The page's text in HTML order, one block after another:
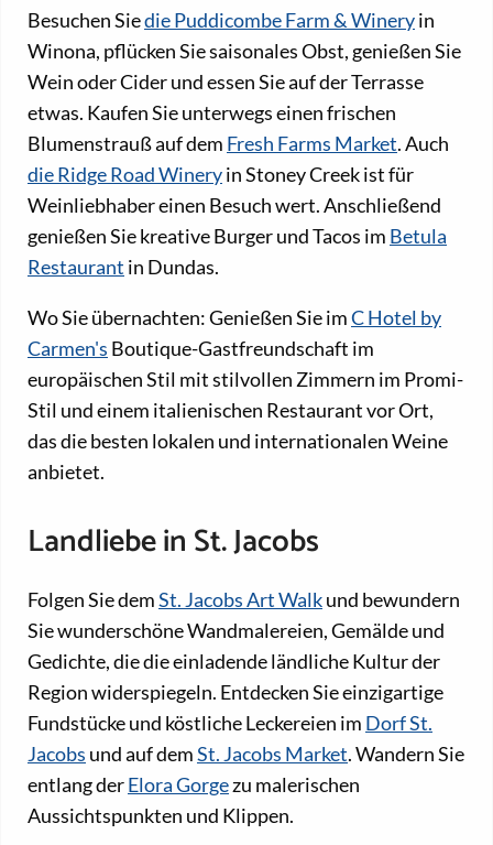
Besuchen Siedie Puddicombe Farm & Wineryin
Winona, pflücken Sie saisonales Obst, genießen Sie
Wein oder Cider und essen Sie auf der Terrasse
etwas. Kaufen Sie unterwegs einen frischen
Blumenstrauß auf dem Fresh Farms Market. Auch
die Ridge Road Wineryin Stoney Creek ist für
Weinliebhaber einen Besuch wert. Anschließend
genießen Sie kreative Burger und Tacos im Betula
Restaurant in Dundas.
Wo Sie übernachten: Genießen Sie imC Hotel by
Carmen's Boutique-Gastfreundschaft im
europäischen Stil mit stilvollen Zimmern im Promi-
Stil und einem italienischen Restaurant vor Ort,
das die besten lokalen und internationalen Weine
anbietet.
Landliebe in St. Jacobs
Folgen Sie demSt. Jacobs Art Walkund bewundern
Sie wunderschöne Wandmalereien, Gemälde und
Gedichte, die die einladende ländliche Kultur der
Region widerspiegeln. Entdecken Sie einzigartige
Fundstücke und köstliche Leckereien im Dorf St.
Jacobs und auf demSt. Jacobs Market. Wandern Sie
entlang derElora Gorgezu malerischen
Aussichtspunkten und Klippen.